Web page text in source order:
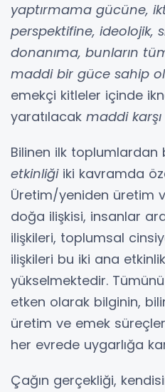
yaptırmama gücüne,
perspektifine, ideolojik,
donanıma, bunların
maddi bir güce sahip
emekçi kitleler içinde
yaratılacak maddi karşı
Bilinen ilk toplumlardan
etkinliği iki kavramda
Üretim/yeniden üretim
doğa ilişkisi, insanlar
ilişkileri, toplumsal
ilişkileri bu iki ana
yükselmektedir.
etken olarak bilginin,
üretim ve emek
her evrede uygarlığa
Çağın gerçekliği,